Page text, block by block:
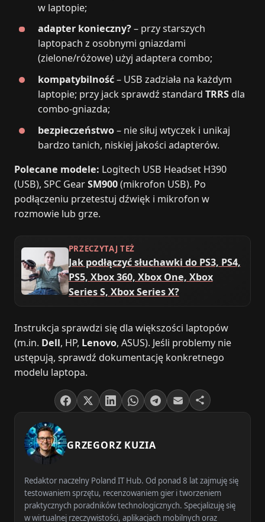
w laptopie;
adapter konieczny?– przy starszych
laptopach z osobnymi gniazdami
(zielone/różowe) użyj adaptera combo;
kompatybilność– USB zadziała na każdym
laptopie; przy jack sprawdź standardTRRS dla
combo‑gniazda;
bezpieczeństwo– nie siłuj wtyczek i unikaj
bardzo tanich, niskiej jakości adapterów.
Polecane modele: Logitech USB Headset H390
(USB), SPC GearSM900(mikrofon USB). Po
podłączeniu przetestuj dźwięk i mikrofon w
rozmowie lub grze.
PRZECZYTAJ TEŻ
Jak podłączyć słuchawki do PS3, PS4,
PS5, Xbox 360, Xbox One, Xbox
Series S, Xbox Series X?
Instrukcja sprawdzi się dla większości laptopów
(m.in. Dell, HP, Lenovo, ASUS). Jeśli problemy nie
ustępują, sprawdź dokumentację konkretnego
modelu laptopa.
GRZEGORZ KUZIA
Redaktor naczelny Poland IT Hub. Od ponad 8 lat zajmuję się
testowaniem sprzętu, recenzowaniem gier i tworzeniem
praktycznych poradników technologicznych. Specjalizuję się
w wirtualnej rzeczywistości, aplikacjach mobilnych oraz